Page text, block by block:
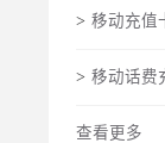
> 移动充值
> 移动话费
查看更多